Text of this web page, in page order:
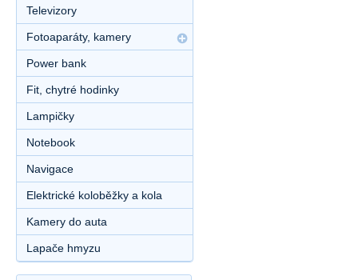
Televizory
Fotoaparáty, kamery
Power bank
Fit, chytré hodinky
Lampičky
Notebook
Navigace
Elektrické koloběžky a kola
Kamery do auta
Lapače hmyzu